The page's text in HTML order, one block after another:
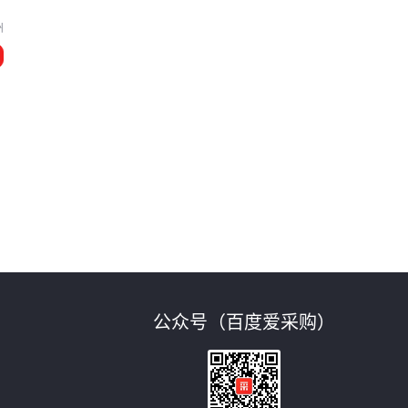
公众号（百度爱采购）